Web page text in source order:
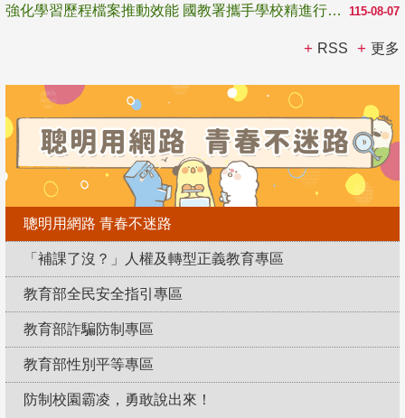
115-08-07
強化學習歷程檔案推動效能 國教署攜手學校精進行政與教學支持
RSS 更多
聰明用網路 青春不迷路
「補課了沒？」人權及轉型正義教育專區
教育部全民安全指引專區
教育部詐騙防制專區
教育部性別平等專區
防制校園霸凌，勇敢說出來！